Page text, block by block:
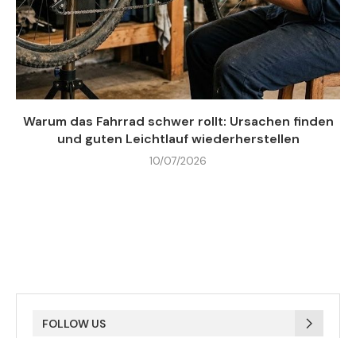
Warum das Fahrrad schwer rollt: Ursachen finden
und guten Leichtlauf wiederherstellen
10/07/2026
FOLLOW US